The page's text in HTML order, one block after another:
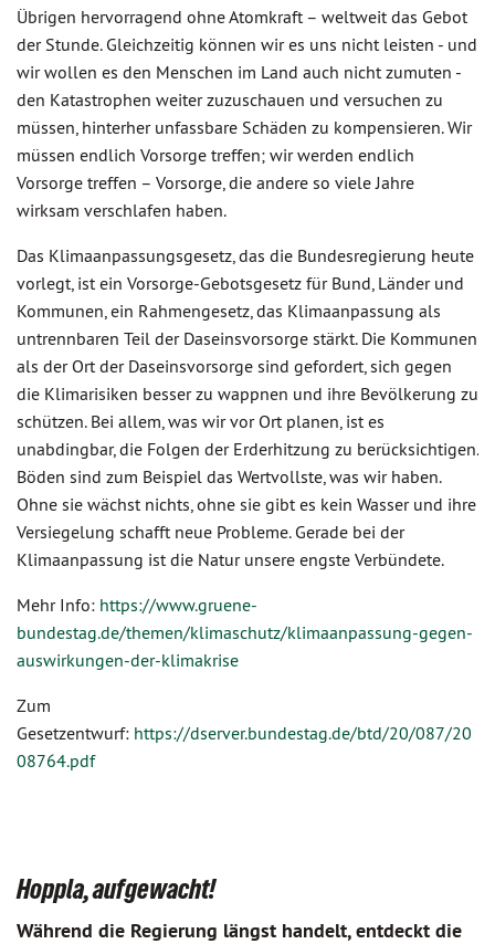
Übrigen hervorragend ohne Atomkraft – weltweit das Gebot
der Stunde. Gleichzeitig können wir es uns nicht leisten - und
wir wollen es den Menschen im Land auch nicht zumuten -
den Katastrophen weiter zuzuschauen und versuchen zu
müssen, hinterher unfassbare Schäden zu kompensieren. Wir
müssen endlich Vorsorge treffen; wir werden endlich
Vorsorge treffen – Vorsorge, die andere so viele Jahre
wirksam verschlafen haben.
Das Klimaanpassungsgesetz, das die Bundesregierung heute
vorlegt, ist ein Vorsorge-Gebotsgesetz für Bund, Länder und
Kommunen, ein Rahmengesetz, das Klimaanpassung als
untrennbaren Teil der Daseinsvorsorge stärkt. Die Kommunen
als der Ort der Daseinsvorsorge sind gefordert, sich gegen
die Klimarisiken besser zu wappnen und ihre Bevölkerung zu
schützen. Bei allem, was wir vor Ort planen, ist es
unabdingbar, die Folgen der Erderhitzung zu berücksichtigen.
Böden sind zum Beispiel das Wertvollste, was wir haben.
Ohne sie wächst nichts, ohne sie gibt es kein Wasser und ihre
Versiegelung schafft neue Probleme. Gerade bei der
Klimaanpassung ist die Natur unsere engste Verbündete.
Mehr Info: https://www.gruene-
bundestag.de/themen/klimaschutz/klimaanpassung-gegen-
auswirkungen-der-klimakrise
Zum
Gesetzentwurf: https://dserver.bundestag.de/btd/20/087/20
08764.pdf
Hoppla, aufgewacht!
Während die Regierung längst handelt, entdeckt die